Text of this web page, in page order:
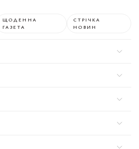
ЩОДЕННА
ГАЗЕТА
СТРІЧКА
НОВИН